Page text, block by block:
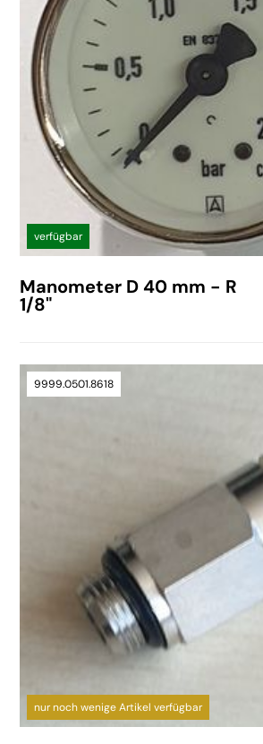
verfügbar
Manometer D 40 mm - R
1/8"
9999.0501.8618
nur noch wenige Artikel verfügbar